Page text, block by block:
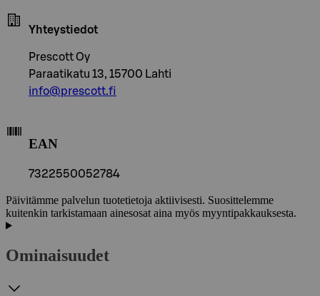
Yhteystiedot
Prescott Oy
Paraatikatu 13, 15700 Lahti
info@prescott.fi
EAN
7322550052784
Päivitämme palvelun tuotetietoja aktiivisesti. Suosittelemme
kuitenkin tarkistamaan ainesosat aina myös myyntipakkauksesta.
Ominaisuudet